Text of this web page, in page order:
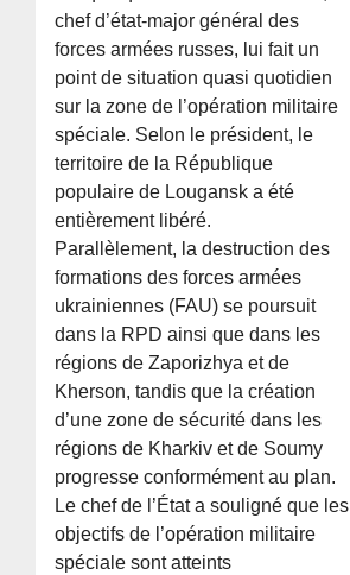
chef d’état-major général des
forces armées russes, lui fait un
point de situation quasi quotidien
sur la zone de l’opération militaire
spéciale. Selon le président, le
territoire de la République
populaire de Lougansk a été
entièrement libéré.
Parallèlement, la destruction des
formations des forces armées
ukrainiennes (FAU) se poursuit
dans la RPD ainsi que dans les
régions de Zaporizhya et de
Kherson, tandis que la création
d’une zone de sécurité dans les
régions de Kharkiv et de Soumy
progresse conformément au plan.
Le chef de l’État a souligné que les
objectifs de l’opération militaire
spéciale sont atteints